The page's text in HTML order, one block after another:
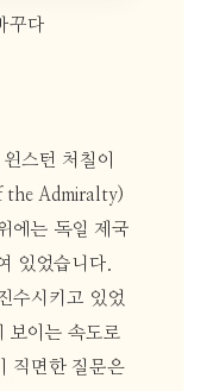
꾸다
스턴 처칠이
the Admiralty)
에는 독일 제국
있었습니다.
수시키고 있었
보이는 속도로
직면한 질문은